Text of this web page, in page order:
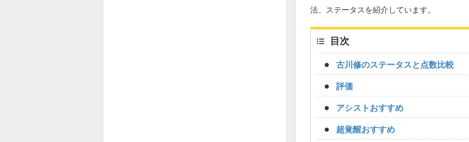
法、ステータスを紹介しています。
目次
古川修のステータスと点数比較
評価
アシストおすすめ
超覚醒おすすめ